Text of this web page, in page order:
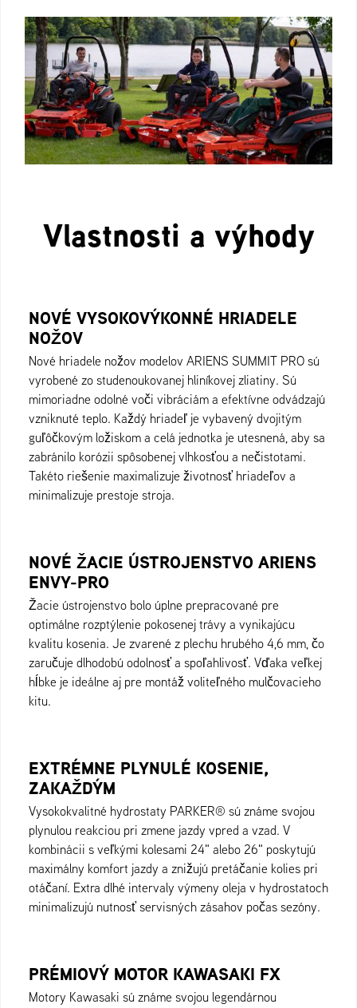
Vlastnosti a výhody
NOVÉ VYSOKOVÝKONNÉ HRIADELE
NOŽOV
Nové hriadele nožov modelov ARIENS SUMMIT PRO sú
vyrobené zo studenoukovanej hliníkovej zliatiny. Sú
mimoriadne odolné voči vibráciám a efektívne odvádzajú
vzniknuté teplo. Každý hriadeľ je vybavený dvojitým
guľôčkovým ložiskom a celá jednotka je utesnená, aby sa
zabránilo korózii spôsobenej vlhkosťou a nečistotami.
Takéto riešenie maximalizuje životnosť hriadeľov a
minimalizuje prestoje stroja.
NOVÉ ŽACIE ÚSTROJENSTVO ARIENS
ENVY-PRO
Žacie ústrojenstvo bolo úplne prepracované pre
optimálne rozptýlenie pokosenej trávy a vynikajúcu
kvalitu kosenia. Je zvarené z plechu hrubého 4,6 mm, čo
zaručuje dlhodobú odolnosť a spoľahlivosť. Vďaka veľkej
hĺbke je ideálne aj pre montáž voliteľného mulčovacieho
kitu.
EXTRÉMNE PLYNULÉ KOSENIE,
ZAKAŽDÝM
Vysokokvalitné hydrostaty PARKER® sú známe svojou
plynulou reakciou pri zmene jazdy vpred a vzad. V
kombinácii s veľkými kolesami 24" alebo 26" poskytujú
maximálny komfort jazdy a znižujú pretáčanie kolies pri
otáčaní. Extra dlhé intervaly výmeny oleja v hydrostatoch
minimalizujú nutnosť servisných zásahov počas sezóny.
PRÉMIOVÝ MOTOR KAWASAKI FX
Motory Kawasaki sú známe svojou legendárnou